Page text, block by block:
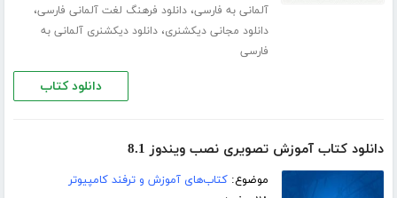
آلمانی به فارسی،دانلود فرهنگ لغت آلمانی فارسی،
دانلود مجانی دیکشنری،دانلود دیکشنری آلمانی به
فارسی
دانلود کتاب
دانلود کتاب آموزش تصویری نصب ویندوز 8.1
موضوع:کتاب‌های آموزش و ترفند کامپیوتر